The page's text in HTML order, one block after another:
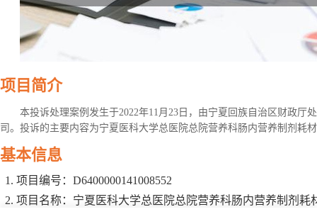
项目简介
本投诉处理案例发生于2022年11月23日，由宁夏回族自治区财政厅
司。投诉的主要内容为宁夏医科大学总医院总院营养科肠内营养制剂耗
基本信息
项目编号：D6400000141008552
项目名称：宁夏医科大学总医院总院营养科肠内营养制剂耗